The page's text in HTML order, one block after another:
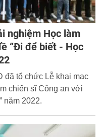
nghiệm Học làm
đã tổ chức Lễ khai mạc
chiến sĩ Công an với
năm 2022.